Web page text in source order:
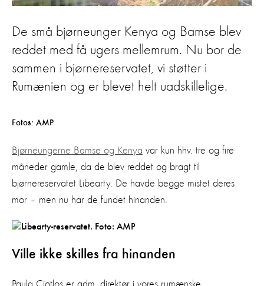
De små bjørneunger Kenya og Bamse blev
reddet med få ugers mellemrum. Nu bor de
sammen i bjørnereservatet, vi støtter i
Rumænien og er blevet helt uadskillelige.
Fotos: AMP
Bjørneungerne Bamse og Kenya var kun hhv. tre og fire
måneder gamle, da de blev reddet og bragt til
bjørnereservatet Libearty. De havde begge mistet deres
mor – men nu har de fundet hinanden.
Ville ikke skilles fra hinanden